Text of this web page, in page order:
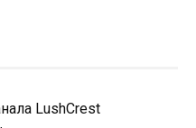
LushCrest